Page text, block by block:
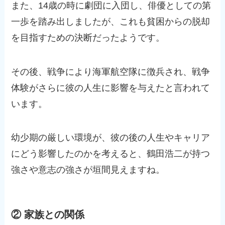
また、14歳の時に劇団に入団し、俳優としての第
一歩を踏み出しましたが、これも貧困からの脱却
を目指すための決断だったようです。
その後、戦争により海軍航空隊に徴兵され、戦争
体験がさらに彼の人生に影響を与えたと言われて
います。
幼少期の厳しい環境が、彼の後の人生やキャリア
にどう影響したのかを考えると、鶴田浩二が持つ
強さや意志の強さが垣間見えますね。
② 家族との関係